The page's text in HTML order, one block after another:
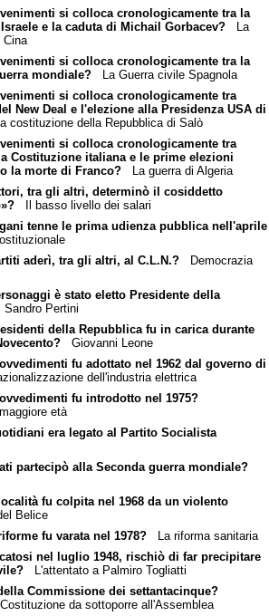
si colloca cronologicamente tra la
e la caduta di Michail Gorbacev?La
Cina
si colloca cronologicamente tra la
mondiale?La Guerra civile Spagnola
si colloca cronologicamente tra
New Deal e l'elezione alla Presidenza USA di
della Repubblica di Salò
si colloca cronologicamente tra
Costituzione italiana e le prime elezioni
la morte di Franco?La guerra di Algeria
tra gli altri, determinò il cosiddetto
Il basso livello dei salari
tenne le prima udienza pubblica nell'aprile
aderì, tra gli altri, al C.L.N.?Democrazia
è stato eletto Presidente della
Pertini
della Repubblica fu in carica durante
Giovanni Leone
fu adottato nel 1962 dal governo di
dell'industria elettrica
fu introdotto nel 1975?
età
era legato al Partito Socialista
partecipò alla Seconda guerra mondiale?
fu colpita nel 1968 da un violento
Belice
fu varata nel 1978?La riforma sanitaria
nel luglio 1948, rischiò di far precipitare
L'attentato a Palmiro Togliatti
Commissione dei settantacinque?
da sottoporre all'Assemblea